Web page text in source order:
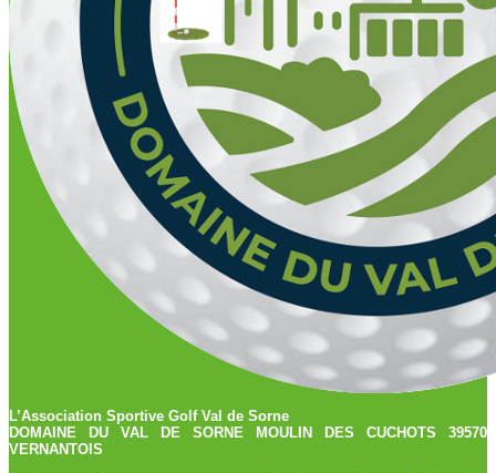
L’Association Sportive Golf Val de Sorne
DOMAINE DU VAL DE SORNE MOULIN DES CUCHOTS 39570
VERNANTOIS